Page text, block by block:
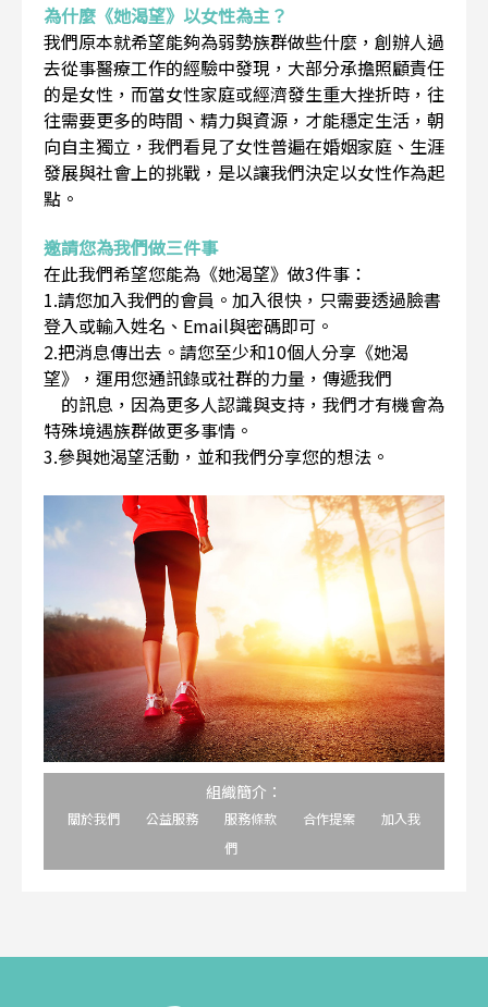
為什麼《她渴望》以女性為主？
我們原本就希望能夠為弱勢族群做些什麼，創辦人過
去從事醫療工作的經驗中發現，大部分承擔照顧責任
的是女性，而當女性家庭或經濟發生重大挫折時，往
往需要更多的時間、精力與資源，才能穩定生活，朝
向自主獨立，我們看見了女性普遍在婚姻家庭、生涯
發展與社會上的挑戰，是以讓我們決定以女性作為起
點。
邀請您為我們做三件事
在此我們希望您能為《她渴望》做3件事：
1.請您加入我們的會員。加入很快，只需要透過臉書
登入或輸入姓名、Email與密碼即可。
2.把消息傳出去。請您至少和10個人分享《她渴
望》，運用您通訊錄或社群的力量，傳遞我們
的訊息，因為更多人認識與支持，我們才有機會為
特殊境遇族群做更多事情。
3.參與她渴望活動，並和我們分享您的想法。
組織簡介：
關於我們 公益服務 服務條款 合作提案
加入我
們